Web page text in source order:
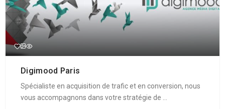
Digimood Paris
Spécialiste en acquisition de trafic et en conversion, nous
vous accompagnons dans votre stratégie de ...